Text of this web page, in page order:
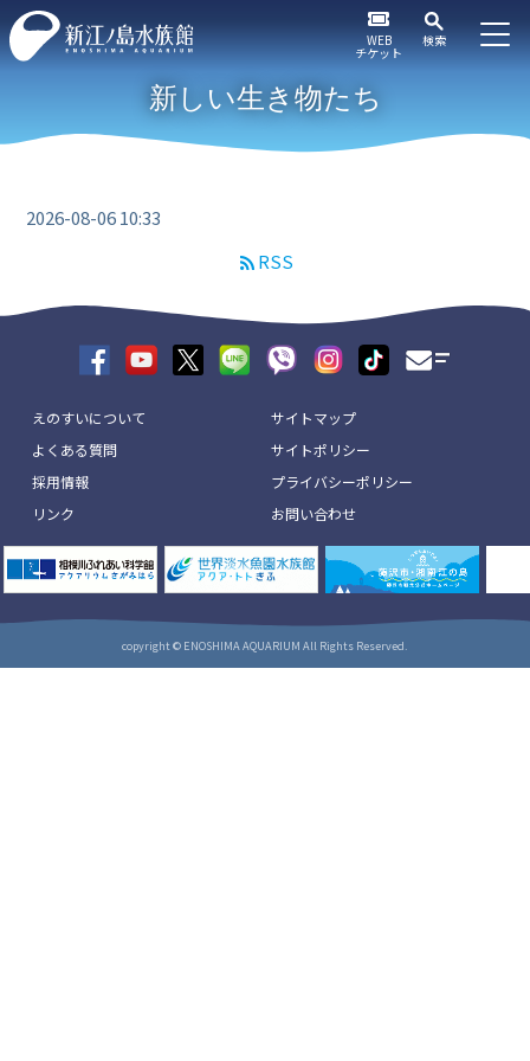
WEB
チケット
検索
新しい生き物たち
2026-08-06 10:33
RSS
えのすいについて
よくある質問
採用情報
リンク
サイトマップ
サイトポリシー
プライバシーポリシー
お問い合わせ
copyright © ENOSHIMA AQUARIUM All Rights Reserved.